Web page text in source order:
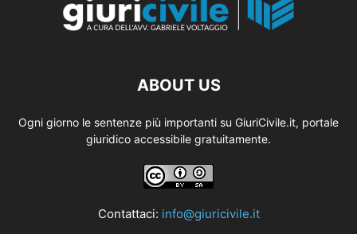
ABOUT US
Ogni giorno le sentenze più importanti su GiuriCivile.it, portale
giuridico accessibile gratuitamente.
Contattaci: info@giuricivile.it